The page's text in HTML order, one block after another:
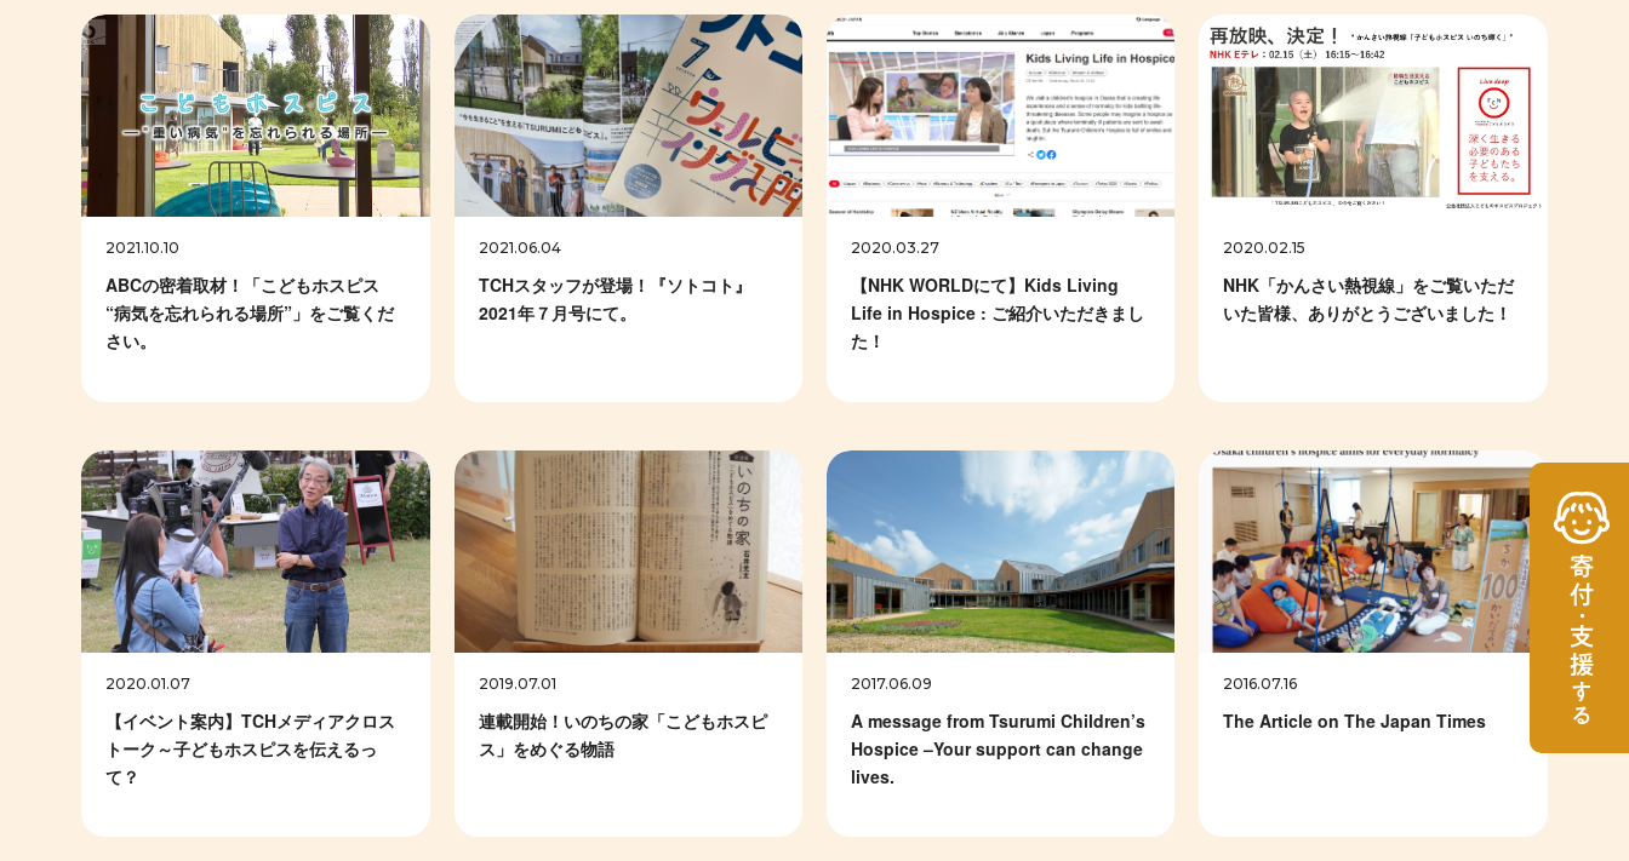
2021.10.10
ABCの密着取材！「こどもホスピス
“病気を忘れられる場所”」をご覧くだ
さい。
2021.06.04
TCHスタッフが登場！『ソトコト』
2021年７月号にて。
2020.03.27
【NHK WORLDにて】Kids Living
Life in Hospice : ご紹介いただきまし
た！
2020.02.15
NHK「かんさい熱視線」をご覧いただ
いた皆様、ありがとうございました！
2020.01.07
【イベント案内】TCHメディアクロス
トーク～子どもホスピスを伝えるっ
て？
2019.07.01
連載開始！いのちの家「こどもホスピ
ス」をめぐる物語
2017.06.09
A message from Tsurumi Children’s
Hospice –Your support can change
lives.
2016.07.16
The Article on The Japan Times